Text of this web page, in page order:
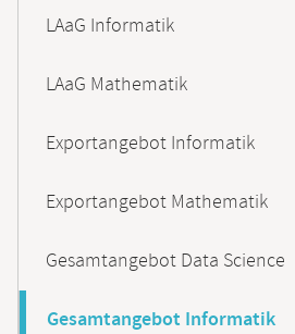
LAaG Informatik
LAaG Mathematik
Exportangebot Informatik
Exportangebot Mathematik
Gesamtangebot Data Science
Gesamtangebot Informatik